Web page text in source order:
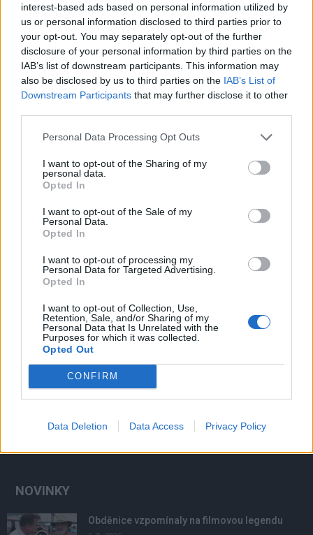
interest-based ads based on personal information utilized by
us or personal information disclosed to third parties prior to
your opt-out. You may separately opt-out of the further
disclosure of your personal information by third parties on the
IAB’s list of downstream participants. This information may
also be disclosed by us to third parties on the IAB’s List of
Downstream Participants that may further disclose it to other
Personal Data Processing Opt Outs
I want to opt-out of the Sharing of my
personal data.
Opted In
I want to opt-out of the Sale of my
Personal Data.
Opted In
I want to opt-out of processing my
Personal Data for Targeted Advertising.
Opted In
I want to opt-out of Collection, Use,
Retention, Sale, and/or Sharing of my
Personal Data that Is Unrelated with the
Purposes for which it was collected.
Opted Out
CONFIRM
Data Deletion Data Access Privacy Policy
Většina koupališť na Příbramsku nabízí
výborné podmínky. Horší voda je jen na
Živohošti
Příbram modernizuje parkovací automaty.
Zpravodajství
Středočeský kraj upravil pravidla soutěže.
Obce nově získají body i za předcházení
vzniku odpadu
NOVINKY
Obděnice vzpomínaly na filmovou legendu